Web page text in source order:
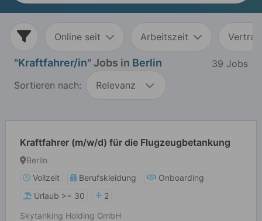
Online seit Arbeitszeit
"Kraftfahrer/in" Jobs in Berlin
39 Jobs
Sortieren nach:
Relevanz
Kraftfahrer (m/w/d) für die Flugzeugbetankung
Berlin
Vollzeit
Berufskleidung
Onboarding
Urlaub >= 30
2
Skytanking Holding GmbH